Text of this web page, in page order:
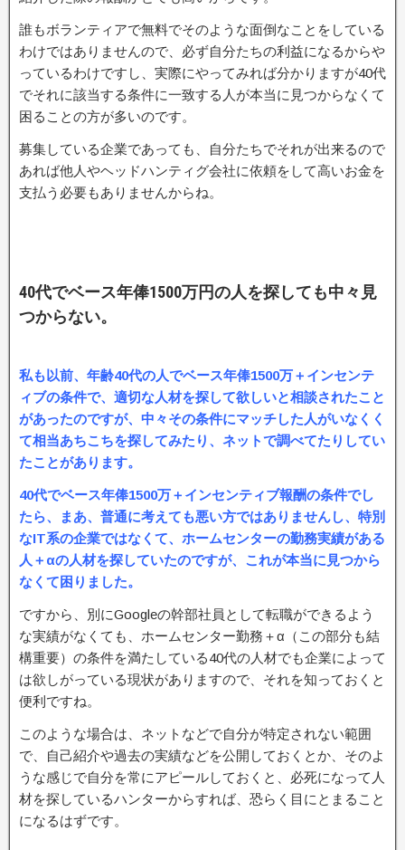
誰もボランティアで無料でそのような面倒なことをしている
わけではありませんので、必ず自分たちの利益になるからや
っているわけですし、実際にやってみれば分かりますが40代
でそれに該当する条件に一致する人が本当に見つからなくて
困ることの方が多いのです。
募集している企業であっても、自分たちでそれが出来るので
あれば他人やヘッドハンティグ会社に依頼をして高いお金を
支払う必要もありませんからね。
40代でベース年俸1500万円の人を探しても中々見
つからない。
私も以前、年齢40代の人でベース年俸1500万＋インセンテ
ィブの条件で、適切な人材を探して欲しいと相談されたこと
があったのですが、中々その条件にマッチした人がいなくく
て相当あちこちを探してみたり、ネットで調べてたりしてい
たことがあります。
40代でベース年俸1500万＋インセンティブ報酬の条件でし
たら、まあ、普通に考えても悪い方ではありませんし、特別
なIT系の企業ではなくて、ホームセンターの勤務実績がある
人＋αの人材を探していたのですが、これが本当に見つから
なくて困りました。
ですから、別にGoogleの幹部社員として転職ができるよう
な実績がなくても、ホームセンター勤務＋α（この部分も結
構重要）の条件を満たしている40代の人材でも企業によって
は欲しがっている現状がありますので、それを知っておくと
便利ですね。
このような場合は、ネットなどで自分が特定されない範囲
で、自己紹介や過去の実績などを公開しておくとか、そのよ
うな感じで自分を常にアピールしておくと、必死になって人
材を探しているハンターからすれば、恐らく目にとまること
になるはずです。